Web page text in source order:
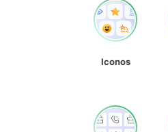
Iconos